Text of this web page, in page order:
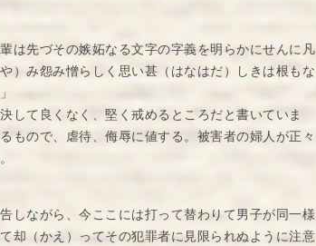
は先づその嫉妬なる文字の字義を明らかにせんに凡
）み怨み憎らしく思い甚（はなはだ）しきは根もな
して良くなく、堅く戒めるところだと書いていま
もので、虐待、侮辱に値する。被害者の婦人が正々
しながら、今ここには打って替わりて男子が同一様
却（かえ）ってその犯罪者に見限られぬように注意